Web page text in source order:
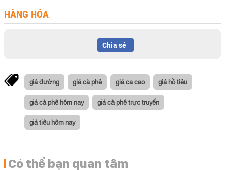
HÀNG HÓA
Chia sẻ
giá đường giá cà phê giá ca cao giá hồ tiêu
giá cà phê hôm nay giá cà phê trực truyến
giá tiêu hôm nay
Có thể bạn quan tâm